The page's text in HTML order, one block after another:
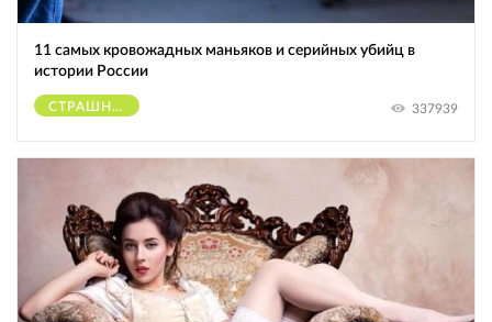
11 самых кровожадных маньяков и серийных убийц в
истории России
СТРАШНОЕ 337939